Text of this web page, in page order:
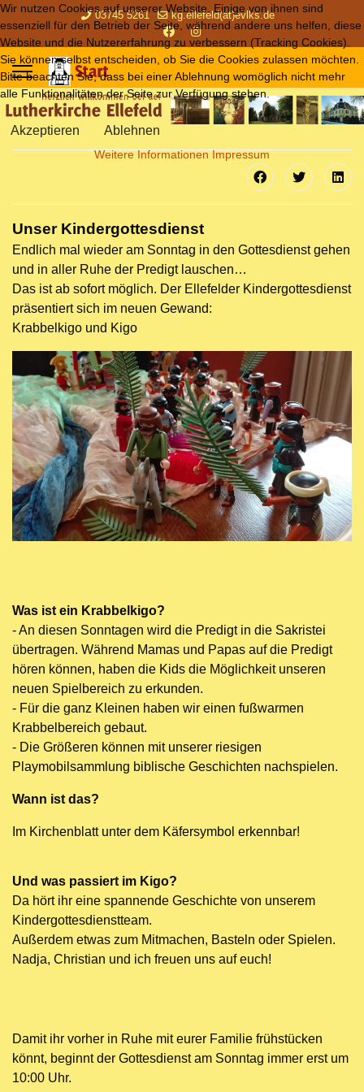
03745 5261 kg.ellefeld(at)evlks.de
Unser Kindergottesdienst
Endlich mal wieder am Sonntag in den Gottesdienst gehen
und in aller Ruhe der Predigt lauschen…
Das ist ab sofort möglich. Der Ellefelder Kindergottesdienst
präsentiert sich im neuen Gewand:
Krabbelkigo und Kigo
Was ist ein Krabbelkigo?
- An diesen Sonntagen wird die Predigt in die Sakristei
übertragen. Während Mamas und Papas auf die Predigt
hören können, haben die Kids die Möglichkeit unseren
neuen Spielbereich zu erkunden.
- Für die ganz Kleinen haben wir einen fußwarmen
Krabbelbereich gebaut.
- Die Größeren können mit unserer riesigen
Playmobilsammlung biblische Geschichten nachspielen.
Wann ist das?
Im Kirchenblatt unter dem Käfersymbol erkennbar!
Und was passiert im Kigo?
Da hört ihr eine spannende Geschichte von unserem
Kindergottesdienstteam.
Außerdem etwas zum Mitmachen, Basteln oder Spielen.
Nadja, Christian und ich freuen uns auf euch!
Damit ihr vorher in Ruhe mit eurer Familie frühstücken
könnt, beginnt der Gottesdienst am Sonntag immer erst um
10:00 Uhr.
Wir nutzen Cookies auf unserer Website. Einige von ihnen sind
essenziell für den Betrieb der Seite, während andere uns helfen, diese
Website und die Nutzererfahrung zu verbessern (Tracking Cookies).
Sie können selbst entscheiden, ob Sie die Cookies zulassen möchten.
Bitte beachten Sie, dass bei einer Ablehnung womöglich nicht mehr
alle Funktionalitäten der Seite zur Verfügung stehen.
Akzeptieren Ablehnen
Weitere Informationen Impressum